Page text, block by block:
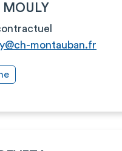
MOULY
montauban.fr